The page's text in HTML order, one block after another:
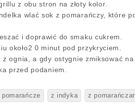
z obu stron na złoty kolor.
wlać sok z pomarańczy, które
i doprawić do smaku cukrem.
około2 0 minut pod przykryciem.
ognia, a gdy ostygnie zmiksować na
przed podaniem.
pomarańcze z indyka z